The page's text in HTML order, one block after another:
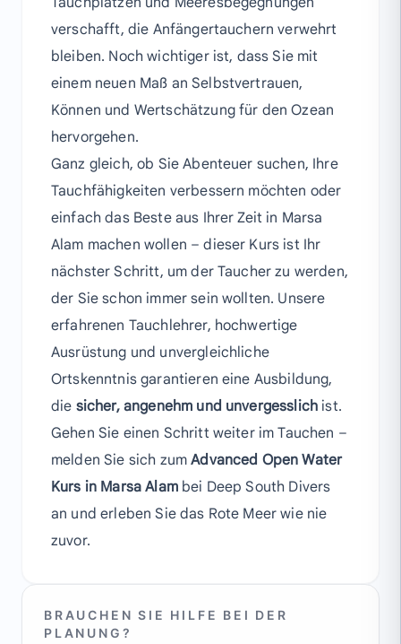
verschafft, die Anfängertauchern verwehrt
bleiben. Noch wichtiger ist, dass Sie mit
einem neuen Maß an Selbstvertrauen,
Können und Wertschätzung für den Ozean
hervorgehen.
Ganz gleich, ob Sie Abenteuer suchen, Ihre
Tauchfähigkeiten verbessern möchten oder
einfach das Beste aus Ihrer Zeit in Marsa
Alam machen wollen – dieser Kurs ist Ihr
nächster Schritt, um der Taucher zu werden,
der Sie schon immer sein wollten. Unsere
erfahrenen Tauchlehrer, hochwertige
Ausrüstung und unvergleichliche
Ortskenntnis garantieren eine Ausbildung,
die sicher, angenehm und unvergesslich ist.
Gehen Sie einen Schritt weiter im Tauchen –
melden Sie sich zumAdvanced Open Water
Kurs in Marsa Alambei Deep South Divers
an und erleben Sie das Rote Meer wie nie
zuvor.
BRAUCHEN SIE HILFE BEI DER
PLANUNG?